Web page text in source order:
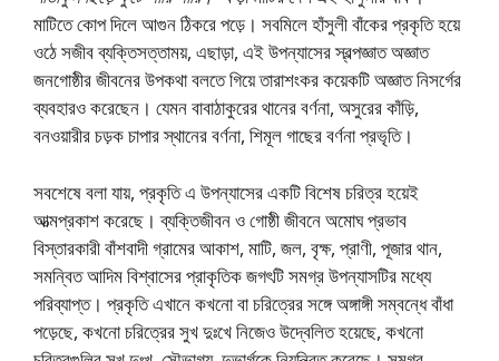
মাটিতে কোপ দিলে আগুন ঠিকরে পড়ে। সবমিলে হাঁসুলী বাঁকের প্রকৃতি হয়ে
ওঠে সজীব ব্যক্তিসত্তাময়, এছাড়া, এই উপন্যাসের স্বল্পজ্ঞাত অজ্ঞাত
জনগােষ্ঠীর জীবনের উপকথা বলতে গিয়ে তারাশংকর কয়েকটি অজ্ঞাত নিসর্গের
ব্যবহারও করেছেন। যেমন বাবাঠাকুরের থানের বর্ণনা, অসুরের কাঁড়ি,
বনওয়ারীর চড়ক চাপার স্থানের বর্ণনা, শিমূল গাছের বর্ণনা প্রভৃতি।
সবশেষে বলা যায়, প্রকৃতি এ উপন্যাসের একটি বিশেষ চরিত্র হয়েই
আত্মপ্রকাশ করেছে। ব্যক্তিজীবন ও গােষ্ঠী জীবনে অমােঘ প্রভাব
বিস্তারকারী বাঁশবাদী গ্রামের আকাশ, মাটি, জল, বৃক্ষ, প্রাণী, পূজার থান,
সমন্বিত আদিম বিশ্বাসের প্রাকৃতিক জগৎটি সমগ্র উপন্যাসটির মধ্যে
পরিব্যাপ্ত। প্রকৃতি এখানে কখনাে বা চরিত্রের সঙ্গে অঙ্গাঙ্গী সম্বন্ধে বাঁধা
পড়েছে, কখনাে চরিত্রের সুখ দুঃখে নিজেও উদ্বেলিত হয়েছে, কখনাে